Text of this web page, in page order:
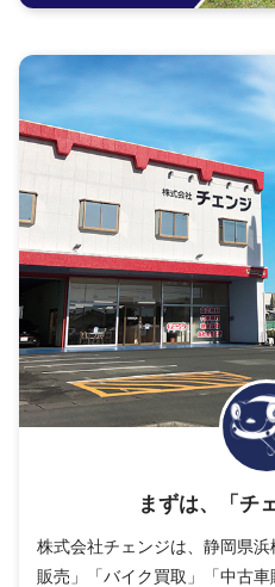
まずは、「チ
株式会社チェンジは、静岡県
販売」「バイク買取」「中古